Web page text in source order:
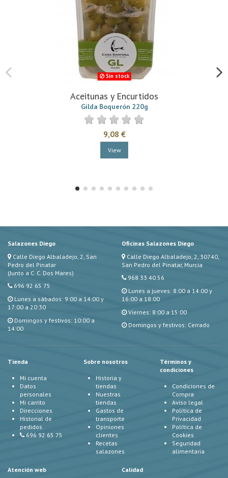
Sin stock
Aceitunas y Encurtidos
Gilda Boquerón 220g
9,08 €
View
Salazones Diego
Calle Diego Albaladejo, 2, San
Pedro del Pinatar
(Junto a C. C. Dos Mares)
696 92 65 75
Lunes a sábados: 9:00 a 14:00 y
17:00 a 20:30
Domingos y festivos: 10:00 a
14:00
Oficinas Salazones Diego
Calle Diego Albaladejo, 2, 30740,
San Pedro del Pinatar, Murcia
968 33 40 56
Lunes a jueves: 8:00 a 14:00 y
16:00 a 18:00
Viernes: 8:00 a 15:00
Domingos y festivos: Cerrado
Tienda
Mi cuenta
Datos
personales
Mi carrito
Direcciones
Historial de
pedidos
696 92 65 75
Sobre nosotros
Historia y
tiendas
Nuestras
tiendas
Gastos de
transporte
Opiniones
clientes
Recetas
salazones
Términos y
condiciones
Condiciones de
Compra
Aviso legal
Política de
Privacidad
Política de
Cookies
Seguridad
alimentaria
Atención web
Calidad